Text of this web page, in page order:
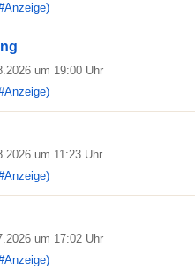
um 19:00 Uhr
um 11:23 Uhr
um 17:02 Uhr